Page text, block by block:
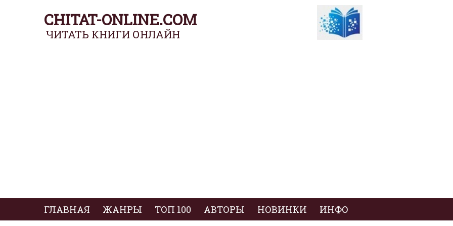
CHITAT-ONLINE.COM
ЧИТАТЬ КНИГИ ОНЛАЙН
ГЛАВНАЯ ЖАНРЫ ТОП 100 АВТОРЫ НОВИНКИ ИНФО